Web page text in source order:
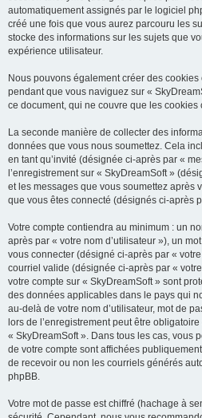
automatiquement assignés par le logiciel
créé une fois que vous aurez parcouru les
stocke des informations sur les sujets que
expérience utilisateur.
Nous pouvons également créer des
pendant que vous naviguez sur «
ce document, qui ne couvre que les
La seconde manière de collecter des
données que vous nous soumettez. Cela
en tant qu’invité (désignée ci-après par «
l’enregistrement sur « SkyDreamSoft »
et les messages que vous soumettez après
que vous êtes connecté (désignés ci-après
Votre compte contiendra au minimum : un
après par « votre nom d’utilisateur »), un
vous connecter (désigné ci-après par «
courriel valide (désignée ci-après par «
votre compte sur « SkyDreamSoft » sont
des données applicables dans le pays qui
au-delà de votre nom d’utilisateur, mot de
lors de l’enregistrement peut être
« SkyDreamSoft ». Dans tous les cas, vous
de votre compte sont affichées
de recevoir ou non les courriels générés
phpBB.
Votre mot de passe est chiffré (hachage à